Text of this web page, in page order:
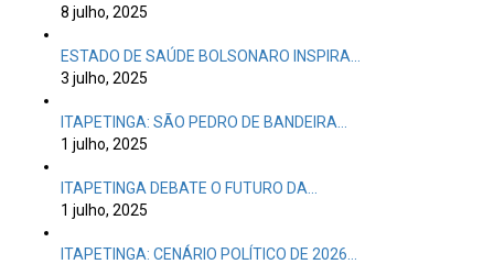
8 julho, 2025
ESTADO DE SAÚDE BOLSONARO INSPIRA…
3 julho, 2025
ITAPETINGA: SÃO PEDRO DE BANDEIRA…
1 julho, 2025
ITAPETINGA DEBATE O FUTURO DA…
1 julho, 2025
ITAPETINGA: CENÁRIO POLÍTICO DE 2026…